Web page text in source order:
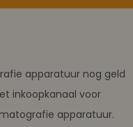
apparatuur nog geld
inkoopkanaal voor
apparatuur.